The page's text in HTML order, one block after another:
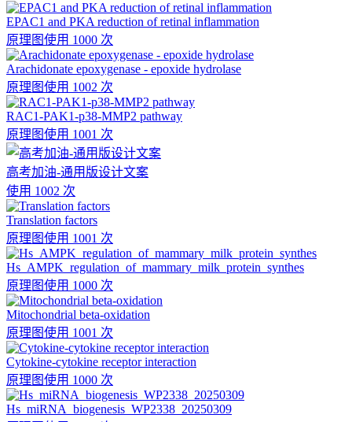
EPAC1 and PKA reduction of retinal inflammation
原理图使用 1000 次
Arachidonate epoxygenase - epoxide hydrolase
原理图使用 1002 次
RAC1-PAK1-p38-MMP2 pathway
原理图使用 1001 次
高考加油-通用版设计文案
使用 1002 次
Translation factors
原理图使用 1001 次
Hs_AMPK_regulation_of_mammary_milk_protein_synthes
原理图使用 1000 次
Mitochondrial beta-oxidation
原理图使用 1001 次
Cytokine-cytokine receptor interaction
原理图使用 1000 次
Hs_miRNA_biogenesis_WP2338_20250309